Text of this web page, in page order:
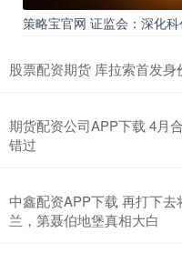
策略宝官网 证监会：深化
股票配资期货 库拉索首发
期货配资公司APP下载 4月
错过
中鑫配资APP下载 再打下
兰，第聂伯地堡真相大白